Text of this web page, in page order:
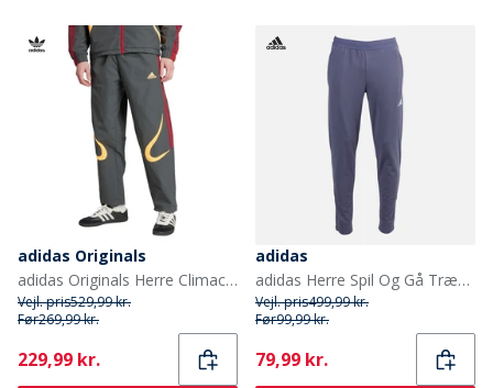
adidas Originals
adidas Originals Herre Climacool træningsbukser Grey Six/Flash Orange/Team Victory Red
Vejl. pris529,99 kr.
Før269,99 kr.
Current
229,99 kr.
adidas
adidas Herre Spil Og Gå Trænings 3 Stribede Joggers Shadow Navy
Vejl. pris499,99 kr.
Før99,99 kr.
Current
79,99 kr.